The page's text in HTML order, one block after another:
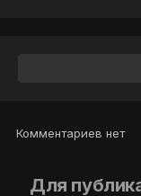
Комментариев нет
Для